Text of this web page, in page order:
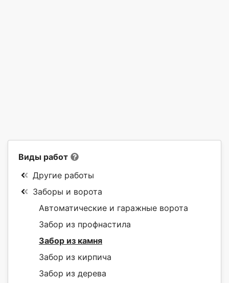
Виды работ
Другие работы
Заборы и ворота
Автоматические и гаражные ворота
Забор из профнастила
Забор из камня
Забор из кирпича
Забор из дерева